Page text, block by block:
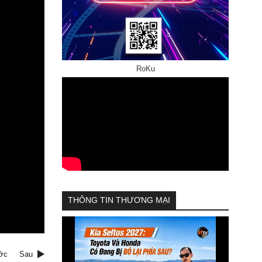
Sau
RoKu
THÔNG TIN THƯƠNG MẠI